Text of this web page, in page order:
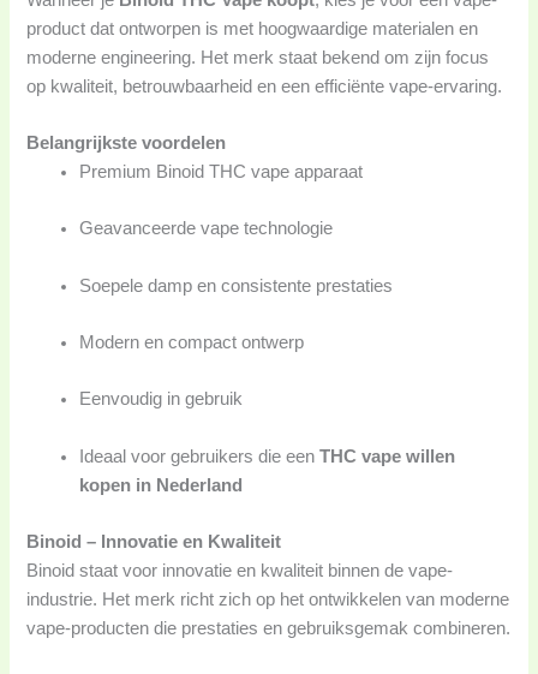
product dat ontworpen is met hoogwaardige materialen en
moderne engineering. Het merk staat bekend om zijn focus
op kwaliteit, betrouwbaarheid en een efficiënte vape-ervaring.
Belangrijkste voordelen
Premium Binoid THC vape apparaat
Geavanceerde vape technologie
Soepele damp en consistente prestaties
Modern en compact ontwerp
Eenvoudig in gebruik
Ideaal voor gebruikers die eenTHC vape willen
kopen in Nederland
Binoid – Innovatie en Kwaliteit
Binoid staat voor innovatie en kwaliteit binnen de vape-
industrie. Het merk richt zich op het ontwikkelen van moderne
vape-producten die prestaties en gebruiksgemak combineren.